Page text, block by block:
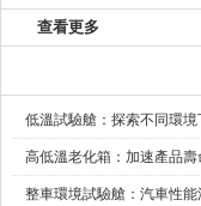
查看更多